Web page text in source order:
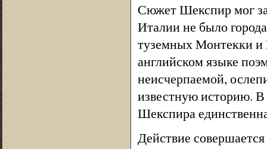
Сюжет Шекспир мог
Италии не было
туземных Монтекки и
английском языке
неисчерпаемой,
известную историю.
Шекспира
Действие